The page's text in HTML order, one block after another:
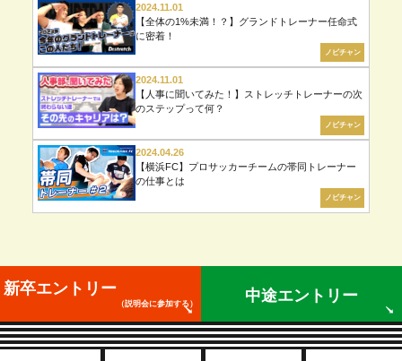
2024.11.01
【全体の1%未満！？】グランドトレーナー任命式
に密着！
ノビチャン
2024.11.01
【人事に聞いてみた！】ストレッチトレーナーの次
のステップって何？
ノビチャン
2024.04.26
【横浜FC】プロサッカーチームの帯同トレーナー
の仕事とは
ノビチャン
新卒エントリー
（説明会に参加する） 中途エントリー